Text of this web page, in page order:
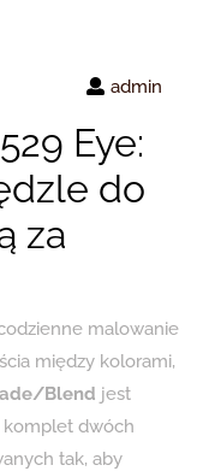
admin
Eye:
do
za
malowanie
między kolorami,
Blend jest
komplet dwóch
tak, aby